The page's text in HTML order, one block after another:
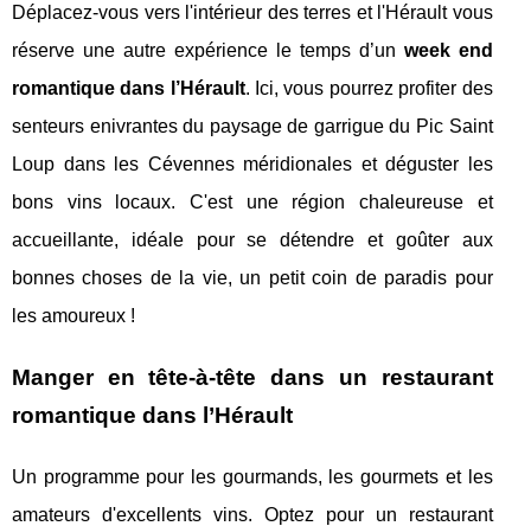
Déplacez-vous vers l'intérieur des terres et l'Hérault vous
réserve une autre expérience le temps d’un week end
romantique dans l’Hérault. Ici, vous pourrez profiter des
senteurs enivrantes du paysage de garrigue du Pic Saint
Loup dans les Cévennes méridionales et déguster les
bons vins locaux. C'est une région chaleureuse et
accueillante, idéale pour se détendre et goûter aux
bonnes choses de la vie, un petit coin de paradis pour
les amoureux !
Manger en tête-à-tête dans un restaurant
romantique dans l’Hérault
Un programme pour les gourmands, les gourmets et les
amateurs d'excellents vins. Optez pour un restaurant